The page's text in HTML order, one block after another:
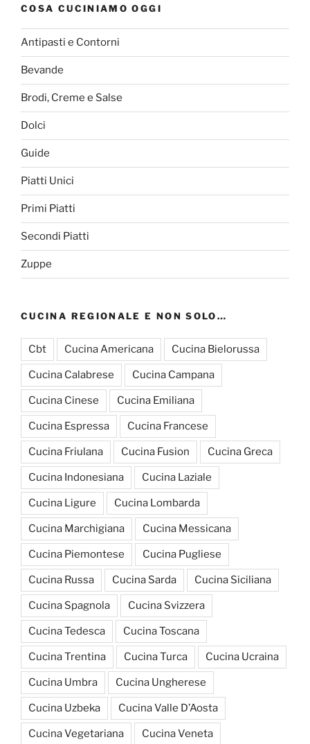
COSA CUCINIAMO OGGI
Antipasti e Contorni
Bevande
Brodi, Creme e Salse
Dolci
Guide
Piatti Unici
Primi Piatti
Secondi Piatti
Zuppe
CUCINA REGIONALE E NON SOLO…
Cbt Cucina Americana Cucina Bielorussa
Cucina Calabrese Cucina Campana
Cucina Cinese Cucina Emiliana
Cucina Espressa Cucina Francese
Cucina Friulana Cucina Fusion Cucina Greca
Cucina Indonesiana Cucina Laziale
Cucina Ligure Cucina Lombarda
Cucina Marchigiana Cucina Messicana
Cucina Piemontese Cucina Pugliese
Cucina Russa Cucina Sarda Cucina Siciliana
Cucina Spagnola Cucina Svizzera
Cucina Tedesca Cucina Toscana
Cucina Trentina Cucina Turca Cucina Ucraina
Cucina Umbra Cucina Ungherese
Cucina Uzbeka Cucina Valle D’Aosta
Cucina Vegetariana Cucina Veneta